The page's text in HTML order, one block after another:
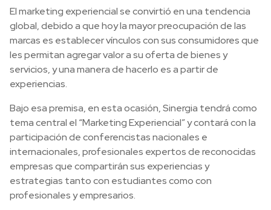
El marketing experiencial se convirtió en una tendencia
global, debido a que hoy la mayor preocupación de las
marcas es establecer vínculos con sus consumidores que
les permitan agregar valor a su oferta de bienes y
servicios, y una manera de hacerlo es a partir de
experiencias.
Bajo esa premisa, en esta ocasión, Sinergia tendrá como
tema central el “Marketing Experiencial” y contará con la
participación de conferencistas nacionales e
internacionales, profesionales expertos de reconocidas
empresas que compartirán sus experiencias y
estrategias tanto con estudiantes como con
profesionales y empresarios.